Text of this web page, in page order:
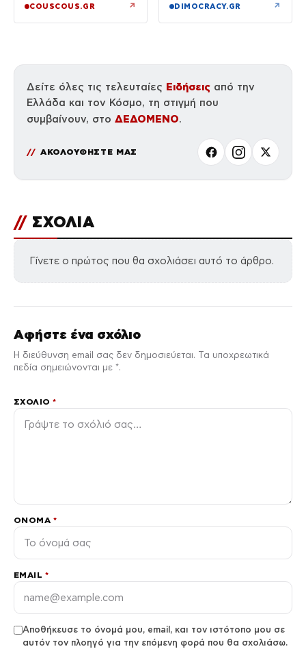
COUSCOUS.GR ↗ DIMOCRACY.GR ↗
Δείτε όλες τις τελευταίες Ειδήσεις από την
Ελλάδα και τον Κόσμο, τη στιγμή που
συμβαίνουν, στο ΔΕΔΟΜΕΝΟ.
ΑΚΟΛΟΥΘΗΣΤΕ ΜΑΣ
// ΣΧΟΛΙΑ
Γίνετε ο πρώτος που θα σχολιάσει αυτό το άρθρο.
Αφήστε ένα σχόλιο
Η διεύθυνση email σας δεν δημοσιεύεται. Τα υποχρεωτικά
πεδία σημειώνονται με *.
ΣΧΌΛΙΟ*
ΌΝΟΜΑ *
EMAIL *
Αποθήκευσε το όνομά μου, email, και τον ιστότοπο μου σε
αυτόν τον πλοηγό για την επόμενη φορά που θα σχολιάσω.